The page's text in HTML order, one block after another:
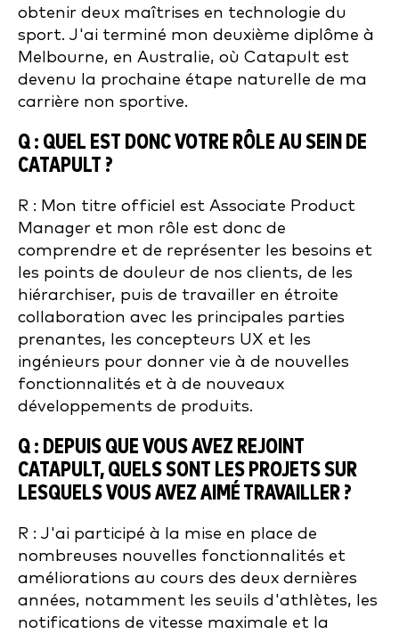
obtenir deux maîtrises en technologie du
sport. J'ai terminé mon deuxième diplôme à
Melbourne, en Australie, où Catapult est
devenu la prochaine étape naturelle de ma
carrière non sportive.
Q : QUEL EST DONC VOTRE RÔLE AU SEIN DE
CATAPULT ?
R : Mon titre officiel est Associate Product
Manager et mon rôle est donc de
comprendre et de représenter les besoins et
les points de douleur de nos clients, de les
hiérarchiser, puis de travailler en étroite
collaboration avec les principales parties
prenantes, les concepteurs UX et les
ingénieurs pour donner vie à de nouvelles
fonctionnalités et à de nouveaux
développements de produits.
Q : DEPUIS QUE VOUS AVEZ REJOINT
CATAPULT, QUELS SONT LES PROJETS SUR
LESQUELS VOUS AVEZ AIMÉ TRAVAILLER ?
R : J'ai participé à la mise en place de
nombreuses nouvelles fonctionnalités et
améliorations au cours des deux dernières
années, notamment les seuils d'athlètes, les
notifications de vitesse maximale et la